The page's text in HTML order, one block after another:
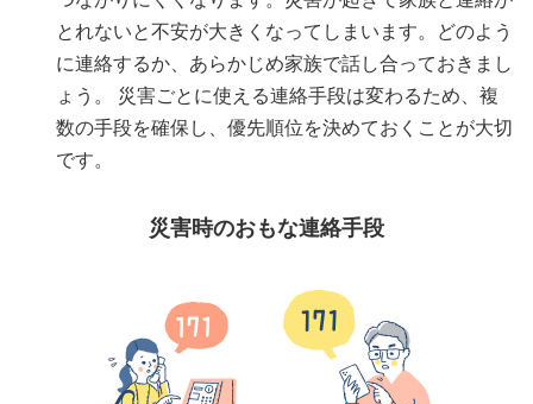
とれないと不安が大きくなってしまいます。どのよう
に連絡するか、あらかじめ家族で話し合っておきまし
ょう。 災害ごとに使える連絡手段は変わるため、複
数の手段を確保し、優先順位を決めておくことが大切
です。
災害時のおもな連絡手段